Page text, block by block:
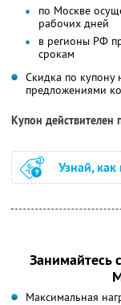
по Москве
рабочих дней
в регионы РФ
срокам
Скидка по купону
предложениями
Купон
Узнай,
Занимайтесь
Максимальная